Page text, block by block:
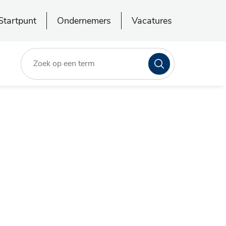
Ondernemers Vacatures
Zoeken